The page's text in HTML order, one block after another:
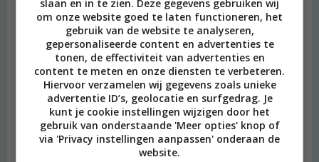
Barnard, ik heb met veel plezier ook 21 vegankuur gelezen. Deze
komt ook op mijn lijstje te staan.
Beantwoorden
Sophieschreef:
2013 OM
Ik heb hem meteen op mijn bol verlanglijstje gezet! Ik ben de
laatste tijd weer veel boeken over gezondheid en voeding aan
slaan en in te zien. Deze gegevens gebruiken wij
om onze website goed te laten functioneren, het
gebruik van de website te analyseren,
gepersonaliseerde content en advertenties te
tonen, de effectiviteit van advertenties en
content te meten en onze diensten te verbeteren.
Hiervoor verzamelen wij gegevens zoals unieke
advertentie ID’s, geolocatie en surfgedrag. Je
kunt je cookie instellingen wijzigen door het
gebruik van onderstaande 'Meer opties' knop of
via 'Privacy instellingen aanpassen' onderaan de
website.